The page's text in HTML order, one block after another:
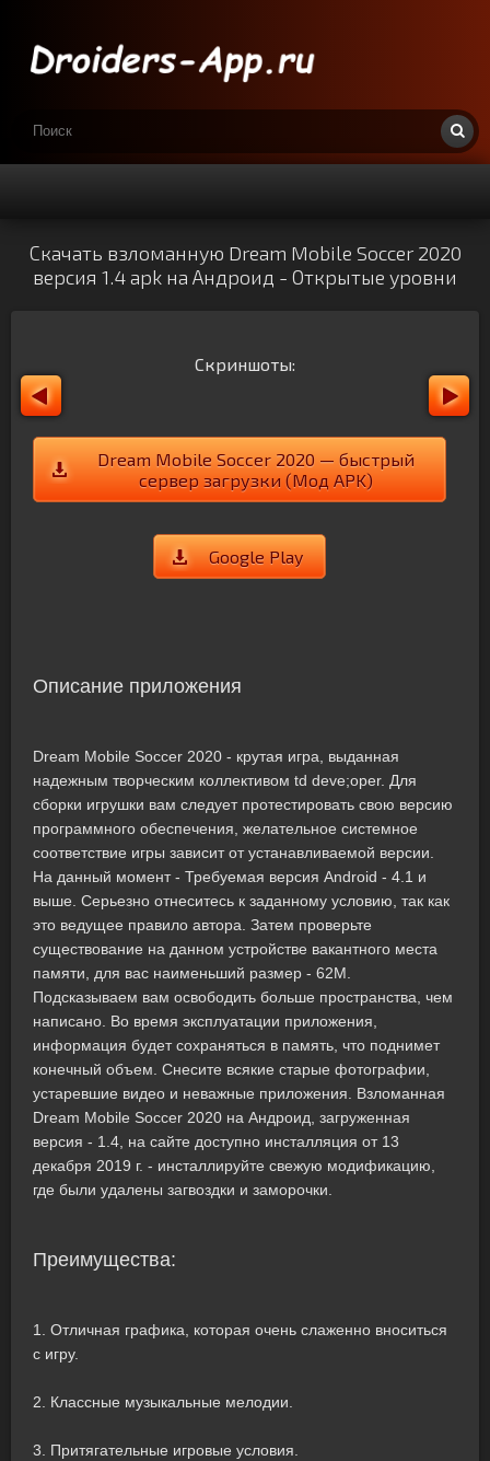
Скачать взломанную Dream Mobile Soccer 2020
версия 1.4 apk на Андроид - Открытые уровни
Скриншоты:
Dream Mobile Soccer 2020 — быстрый
сервер загрузки (Мод APK)
Google Play
Описание приложения
Dream Mobile Soccer 2020 - крутая игра, выданная
надежным творческим коллективом td deve;oper. Для
сборки игрушки вам следует протестировать свою версию
программного обеспечения, желательное системное
соответствие игры зависит от устанавливаемой версии.
На данный момент - Требуемая версия Android - 4.1 и
выше. Серьезно отнеситесь к заданному условию, так как
это ведущее правило автора. Затем проверьте
существование на данном устройстве вакантного места
памяти, для вас наименьший размер - 62M.
Подсказываем вам освободить больше пространства, чем
написано. Во время эксплуатации приложения,
информация будет сохраняться в память, что поднимет
конечный объем. Снесите всякие старые фотографии,
устаревшие видео и неважные приложения. Взломанная
Dream Mobile Soccer 2020 на Андроид, загруженная
версия - 1.4, на сайте доступно инсталляция от 13
декабря 2019 г. - инсталлируйте свежую модификацию,
где были удалены загвоздки и заморочки.
Преимущества:
1. Отличная графика, которая очень слаженно вноситься
с игру.
2. Классные музыкальные мелодии.
3. Притягательные игровые условия.